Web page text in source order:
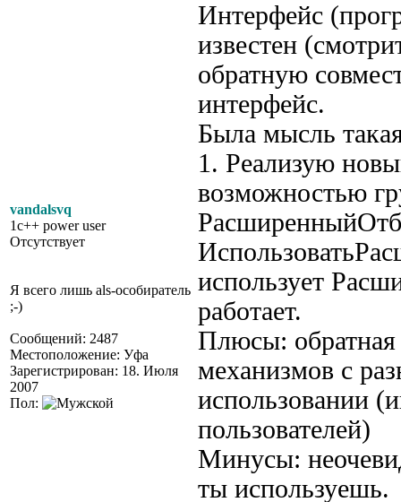
vandalsvq
1c++ power user
Отсутствует
Я всего лишь als-особиратель
;-)
Сообщений: 2487
Местоположение: Уфа
Зарегистрирован: 18. Июля
2007
Пол:
Интерфейс
известен
обратную
интерфейс.
Была мысль
1. Реализую
возможностью
использует
работает.
Плюсы: обратная
механизмов с
использовании
пользователей)
Минусы:
ты используешь.